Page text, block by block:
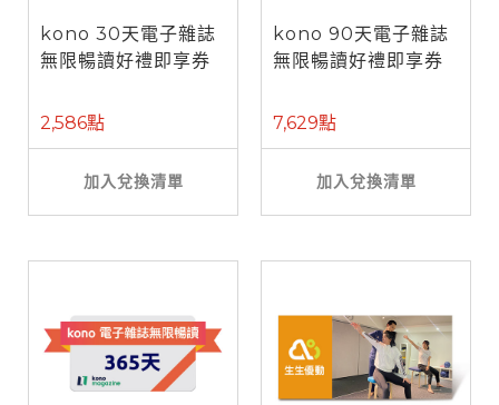
kono 30天電子雜誌
無限暢讀好禮即享券
2,586點
加入兌換清單
kono 90天電子雜誌
無限暢讀好禮即享券
7,629點
加入兌換清單